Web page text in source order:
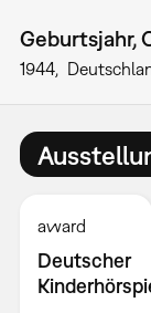
Geburtsjahr,
1944
award
Deutscher